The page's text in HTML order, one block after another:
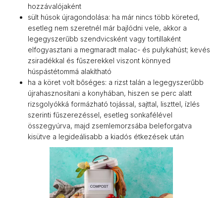
hozzávalójaként
sült húsok újragondolása: ha már nincs több köreted,
esetleg nem szeretnél már bajlódni vele, akkor a
legegyszerűbb szendvicsként vagy tortillaként
elfogyasztani a megmaradt malac- és pulykahúst; kevés
zsiradékkal és fűszerekkel viszont könnyed
húspástétommá alakítható
ha a köret volt bőséges: a rizst talán a legegyszerűbb
újrahasznosítani a konyhában, hiszen se perc alatt
rizsgolyókká formázható tojással, sajttal, liszttel, ízlés
szerinti fűszerezéssel, esetleg sonkafélével
összegyúrva, majd zsemlemorzsába beleforgatva
kisütve a legideálisabb a kiadós étkezések után